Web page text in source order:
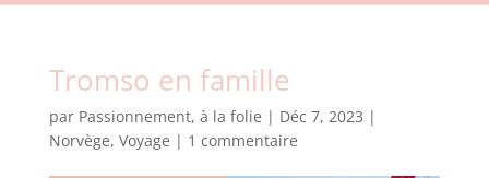
Tromso en famille
par Passionnement, à la folie | Déc 7, 2023 |
Norvège, Voyage | 1 commentaire